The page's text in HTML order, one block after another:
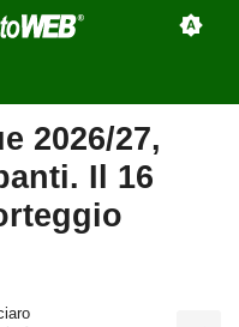
2026/27,
Il 16